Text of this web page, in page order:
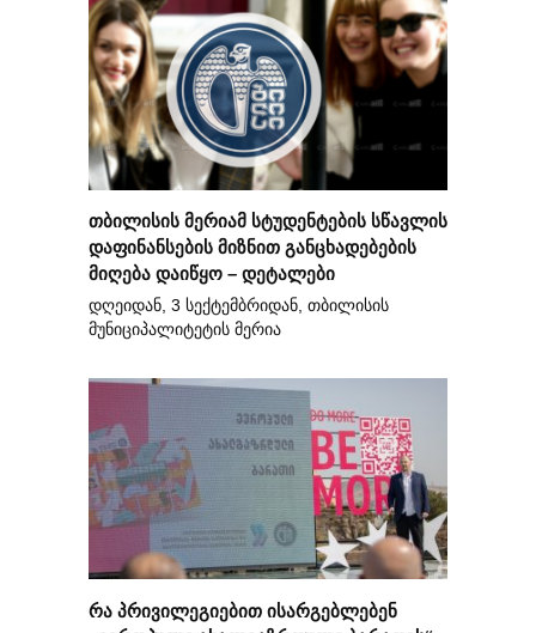
თბილისის მერიამ სტუდენტების სწავლის
დაფინანსების მიზნით განცხადებების
მიღება დაიწყო – დეტალები
დღეიდან, 3 სექტემბრიდან, თბილისის
მუნიციპალიტეტის მერია
რა პრივილეგიებით ისარგებლებენ